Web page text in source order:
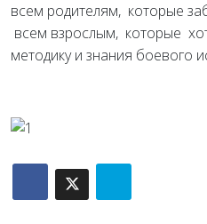
всем родителям, которые
всем взрослым, которые
методику и знания боевого